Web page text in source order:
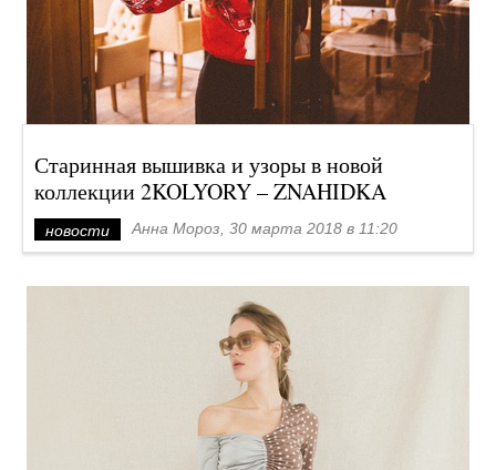
Старинная вышивка и узоры в новой
коллекции 2KOLYORY – ZNAHIDKA
новости Анна Мороз, 30 марта 2018 в 11:20